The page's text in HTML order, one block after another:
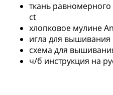
ткань
ct
хлопковое мулине
игла для вышивания
схема для
ч/б инструкция на